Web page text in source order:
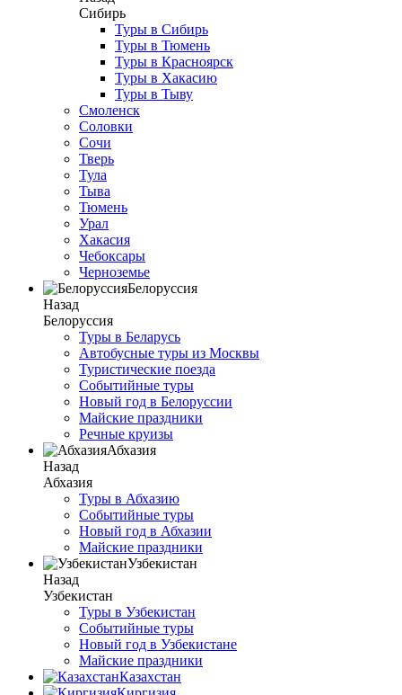
Сибирь
Туры в Сибирь
Туры в Тюмень
Туры в Красноярск
Туры в Хакасию
Туры в Тыву
Смоленск
Соловки
Сочи
Тверь
Тула
Тыва
Тюмень
Урал
Хакасия
Чебоксары
Черноземье
Белоруссия
Назад
Белоруссия
Туры в Беларусь
Автобусные туры из Москвы
Туристические поезда
Событийные туры
Новый год в Белоруссии
Майские праздники
Речные круизы
Абхазия
Назад
Абхазия
Туры в Абхазию
Событийные туры
Новый год в Абхазии
Майские праздники
Узбекистан
Назад
Узбекистан
Туры в Узбекистан
Событийные туры
Новый год в Узбекистане
Майские праздники
Казахстан